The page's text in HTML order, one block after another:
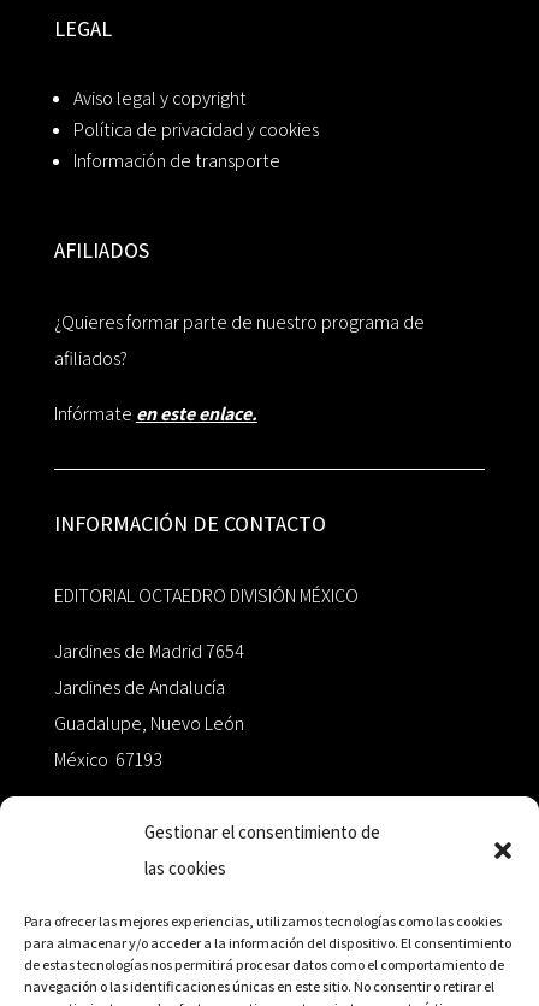
Gestionar el consentimiento de
las cookies
Para ofrecer las mejores experiencias, utilizamos tecnologías como las cookies
para almacenar y/o acceder a la información del dispositivo. El consentimiento
de estas tecnologías nos permitirá procesar datos como el comportamiento de
navegación o las identificaciones únicas en este sitio. No consentir o retirar el
LEGAL
Aviso legal y copyright
Política de privacidad y cookies
Información de transporte
AFILIADOS
¿Quieres formar parte de nuestro programa de
afiliados?
Infórmate en este enlace.
INFORMACIÓN DE CONTACTO
EDITORIAL OCTAEDRO DIVISIÓN MÉXICO
Jardines de Madrid 7654
Jardines de Andalucía
Guadalupe, Nuevo León
México 67193
+52 811.499.5638
RED DE DISTRIBUCIÓN